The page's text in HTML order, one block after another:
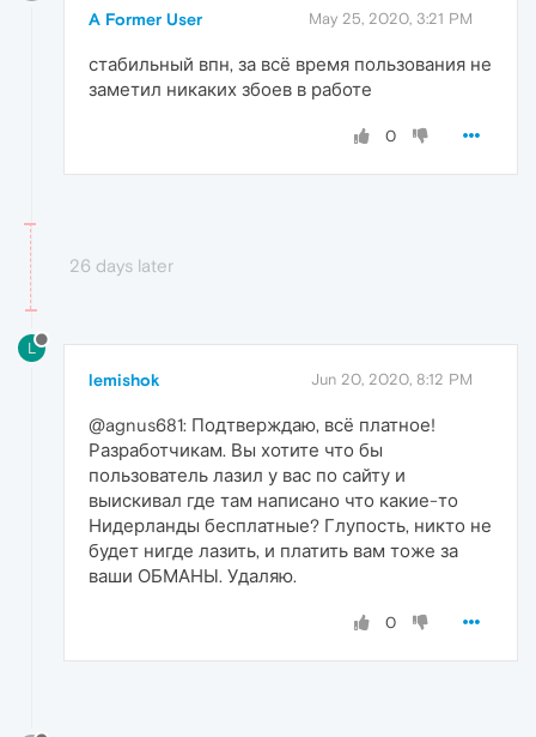
A Former User May 25, 2020, 3:21 PM
стабильный впн, за всё время пользования не
заметил никаких збоев в работе
0
26 days later
L
lemishok Jun 20, 2020, 8:12 PM
@agnus681: Подтверждаю, всё платное!
Разработчикам. Вы хотите что бы
пользователь лазил у вас по сайту и
выискивал где там написано что какие-то
Нидерланды бесплатные? Глупость, никто не
будет нигде лазить, и платить вам тоже за
ваши ОБМАНЫ. Удаляю.
0